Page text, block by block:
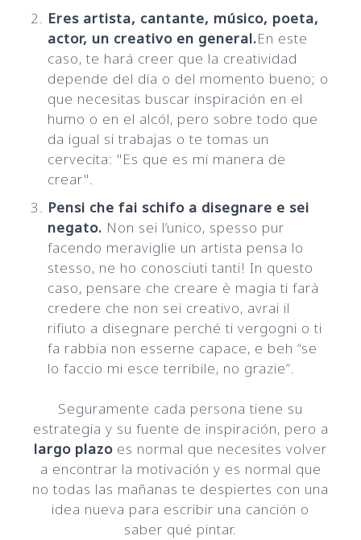
Eres artista, cantante, músico, poeta,
actor, un creativo en general.En este
caso, te hará creer que la creatividad
depende del día o del momento bueno; o
que necesitas buscar inspiración en el
humo o en el alcól, pero sobre todo que
da igual si trabajas o te tomas un
cervecita: "Es que es mi manera de
crear".
Pensi che fai schifo a disegnare e sei
negato. Non sei l’unico, spesso pur
facendo meraviglie un artista pensa lo
stesso, ne ho conosciuti tanti! In questo
caso, pensare che creare è magia ti farà
credere che non sei creativo, avrai il
rifiuto a disegnare perché ti vergogni o ti
fa rabbia non esserne capace, e beh “se
lo faccio mi esce terribile, no grazie”.
Seguramente cada persona tiene su
estrategia y su fuente de inspiración, pero a
largo plazo es normal que necesites volver
a encontrar la motivación y es normal que
no todas las mañanas te despiertes con una
idea nueva para escribir una canción o
saber qué pintar.